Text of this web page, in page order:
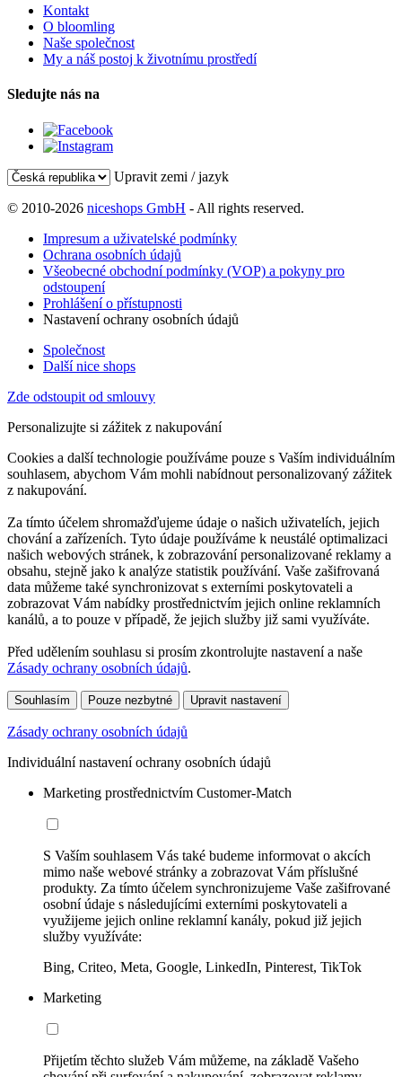
Kontakt
O bloomling
Naše společnost
My a náš postoj k životnímu prostředí
Sledujte nás na
Upravit zemi / jazyk
© 2010-2026 niceshops GmbH - All rights reserved.
Impresum a uživatelské podmínky
Ochrana osobních údajů
Všeobecné obchodní podmínky (VOP) a pokyny pro
odstoupení
Prohlášení o přístupnosti
Nastavení ochrany osobních údajů
Společnost
Další nice shops
Zde odstoupit od smlouvy
Personalizujte si zážitek z nakupování
Cookies a další technologie používáme pouze s Vaším individuálním
souhlasem, abychom Vám mohli nabídnout personalizovaný zážitek
z nakupování.
Za tímto účelem shromažďujeme údaje o našich uživatelích, jejich
chování a zařízeních. Tyto údaje používáme k neustálé optimalizaci
našich webových stránek, k zobrazování personalizované reklamy a
obsahu, stejně jako k analýze statistik používání. Vaše zašifrovaná
data můžeme také synchronizovat s externími poskytovateli a
zobrazovat Vám nabídky prostřednictvím jejich online reklamních
kanálů, a to pouze v případě, že jejich služby již sami využíváte.
Před udělením souhlasu si prosím zkontrolujte nastavení a naše
Zásady ochrany osobních údajů.
Souhlasím Pouze nezbytné Upravit nastavení
Zásady ochrany osobních údajů
Individuální nastavení ochrany osobních údajů
Marketing prostřednictvím Customer-Match
S Vaším souhlasem Vás také budeme informovat o akcích
mimo naše webové stránky a zobrazovat Vám příslušné
produkty. Za tímto účelem synchronizujeme Vaše zašifrované
osobní údaje s následujícími externími poskytovateli a
využijeme jejich online reklamní kanály, pokud již jejich
služby využíváte:
Bing, Criteo, Meta, Google, LinkedIn, Pinterest, TikTok
Marketing
Přijetím těchto služeb Vám můžeme, na základě Vašeho